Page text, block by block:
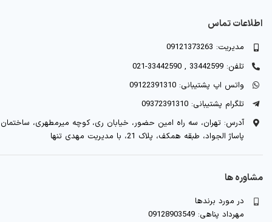
اطلاعات تماس
مدیریت: 09121373263
تلفن: 33442599 , 33442590-021
واتس اپ پشتیبانی: 09122391310
تلگرام پشتیبانی: 09372391310
آدرس: تهران، سه راه امین حضور، خیابان ری، کوچه میرمطهری، ساختمان
پاساژ الجواد، طبقه همکف، پلاک 21، با مدیریت مهدی تنها
مشاوره ها
در مورد برندها
مهرداد پناهی: 09128903549